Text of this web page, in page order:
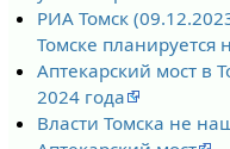
РИА Томск
Томске планируется
Аптекарский мост в
2024 года
Власти Томска не